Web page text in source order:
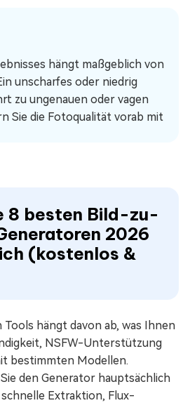
hängt maßgeblich von
unscharfes oder niedrig
zu ungenauen oder vagen
Sie die Fotoqualität vorab mit
8 besten Bild-zu-
2026
(kostenlos &
Tools hängt davon ab, was Ihnen
NSFW-Unterstützung
bestimmten Modellen.
den Generator hauptsächlich
Extraktion, Flux-